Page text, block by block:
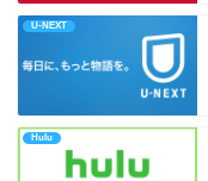
U-NEXT
Hulu